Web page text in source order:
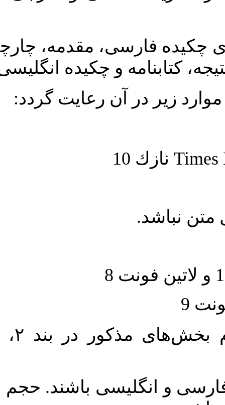
مقدمه، چارچوب نظری یا
و چکیده انگلیسی باشد.
آن رعايت گردد:
حجم کل مقاله با احتساب تمام بخش‌های مذکور در بند ۲، بین ۶۰۰۰ تا
باشند. حجم هر دو چکیده